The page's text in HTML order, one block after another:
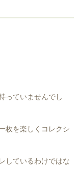
っていませんでし
枚を楽しくコレクシ
しているわけではな